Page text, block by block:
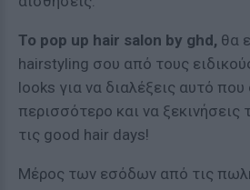
Το pop up hair salon by ghd, θα
hairstyling σου από τους
looks για να διαλέξεις αυτό που
περισσότερο και να ξεκινήσεις
τις good hair days!
Μέρος των εσόδων από τις